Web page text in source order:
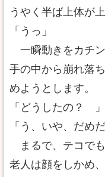
うやく半ば上体が
「うっ」
一瞬動きをカチ
手の中から崩れ落
めようとします。
「どうしたの？ 」
「う、いや、だめ
まるで、テコで
老人は顔をしかめ